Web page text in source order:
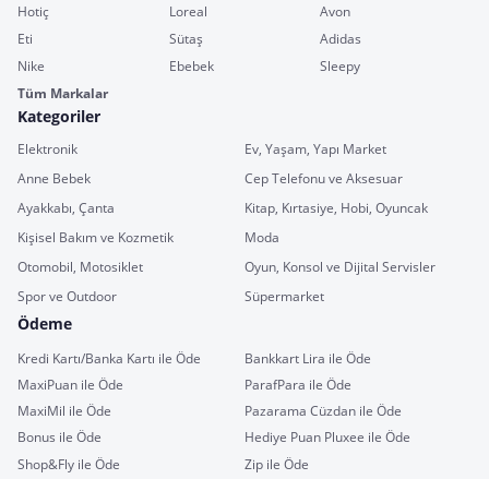
Hotiç
Loreal
Avon
Eti
Sütaş
Adidas
Nike
Ebebek
Sleepy
Tüm Markalar
Kategoriler
Elektronik
Ev, Yaşam, Yapı Market
Anne Bebek
Cep Telefonu ve Aksesuar
Ayakkabı, Çanta
Kitap, Kırtasiye, Hobi, Oyuncak
Kişisel Bakım ve Kozmetik
Moda
Otomobil, Motosiklet
Oyun, Konsol ve Dijital Servisler
Spor ve Outdoor
Süpermarket
Ödeme
Kredi Kartı/Banka Kartı ile Öde
Bankkart Lira ile Öde
MaxiPuan ile Öde
ParafPara ile Öde
MaxiMil ile Öde
Pazarama Cüzdan ile Öde
Bonus ile Öde
Hediye Puan Pluxee ile Öde
Shop&Fly ile Öde
Zip ile Öde